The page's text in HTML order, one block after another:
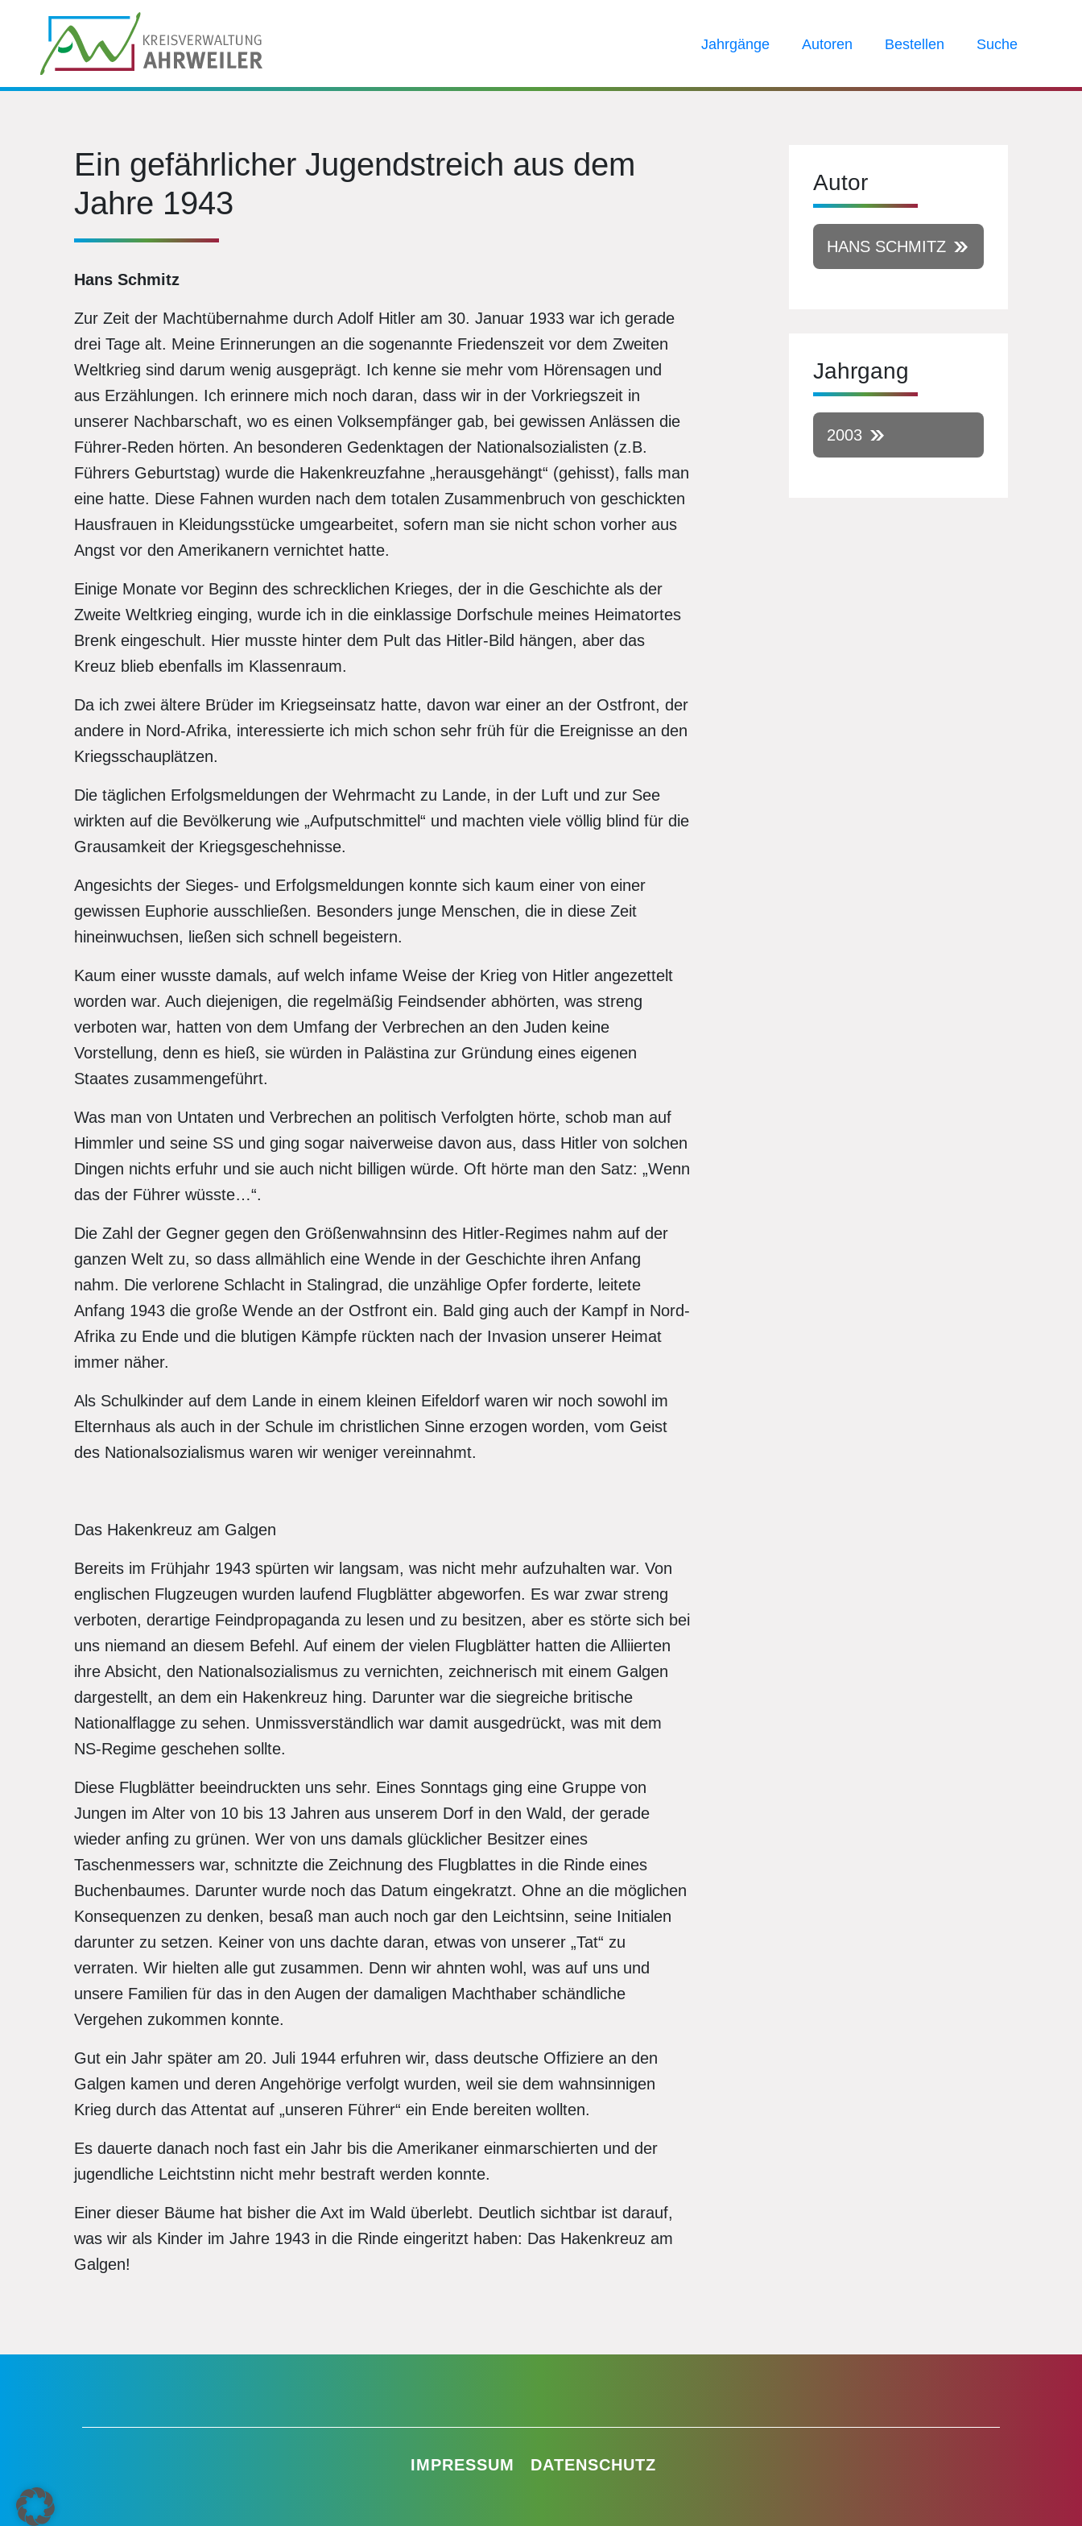
Jahrgänge Autoren Bestellen Suche
Ein gefährlicher Jugendstreich aus dem
Jahre 1943
Hans Schmitz
Zur Zeit der Machtübernahme durch Adolf Hitler am 30. Januar 1933 war ich gerade
drei Tage alt. Meine Erinnerungen an die sogenannte Friedenszeit vor dem Zweiten
Weltkrieg sind darum wenig ausgeprägt. Ich kenne sie mehr vom Hörensagen und
aus Erzählungen. Ich erinnere mich noch daran, dass wir in der Vorkriegszeit in
unserer Nachbarschaft, wo es einen Volksempfänger gab, bei gewissen Anlässen die
Führer-Reden hörten. An besonderen Gedenktagen der Nationalsozialisten (z.B.
Führers Geburtstag) wurde die Hakenkreuzfahne „herausgehängt“ (gehisst), falls man
eine hatte. Diese Fahnen wurden nach dem totalen Zusammenbruch von geschickten
Hausfrauen in Kleidungsstücke umgearbeitet, sofern man sie nicht schon vorher aus
Angst vor den Amerikanern vernichtet hatte.
Einige Monate vor Beginn des schrecklichen Krieges, der in die Geschichte als der
Zweite Weltkrieg einging, wurde ich in die einklassige Dorfschule meines Heimatortes
Brenk eingeschult. Hier musste hinter dem Pult das Hitler-Bild hängen, aber das
Kreuz blieb ebenfalls im Klassenraum.
Da ich zwei ältere Brüder im Kriegseinsatz hatte, davon war einer an der Ostfront, der
andere in Nord-Afrika, interessierte ich mich schon sehr früh für die Ereignisse an den
Kriegsschauplätzen.
Die täglichen Erfolgsmeldungen der Wehrmacht zu Lande, in der Luft und zur See
wirkten auf die Bevölkerung wie „Aufputschmittel“ und machten viele völlig blind für die
Grausamkeit der Kriegsgeschehnisse.
Angesichts der Sieges- und Erfolgsmeldungen konnte sich kaum einer von einer
gewissen Euphorie ausschließen. Besonders junge Menschen, die in diese Zeit
hineinwuchsen, ließen sich schnell begeistern.
Kaum einer wusste damals, auf welch infame Weise der Krieg von Hitler angezettelt
worden war. Auch diejenigen, die regelmäßig Feindsender abhörten, was streng
verboten war, hatten von dem Umfang der Verbrechen an den Juden keine
Vorstellung, denn es hieß, sie würden in Palästina zur Gründung eines eigenen
Staates zusammengeführt.
Was man von Untaten und Verbrechen an politisch Verfolgten hörte, schob man auf
Himmler und seine SS und ging sogar naiverweise davon aus, dass Hitler von solchen
Dingen nichts erfuhr und sie auch nicht billigen würde. Oft hörte man den Satz: „Wenn
das der Führer wüsste…“.
Die Zahl der Gegner gegen den Größenwahnsinn des Hitler-Regimes nahm auf der
ganzen Welt zu, so dass allmählich eine Wende in der Geschichte ihren Anfang
nahm. Die verlorene Schlacht in Stalingrad, die unzählige Opfer forderte, leitete
Anfang 1943 die große Wende an der Ostfront ein. Bald ging auch der Kampf in Nord-
Afrika zu Ende und die blutigen Kämpfe rückten nach der Invasion unserer Heimat
immer näher.
Als Schulkinder auf dem Lande in einem kleinen Eifeldorf waren wir noch sowohl im
Elternhaus als auch in der Schule im christlichen Sinne erzogen worden, vom Geist
des Nationalsozialismus waren wir weniger vereinnahmt.
Das Hakenkreuz am Galgen
Bereits im Frühjahr 1943 spürten wir langsam, was nicht mehr aufzuhalten war. Von
englischen Flugzeugen wurden laufend Flugblätter abgeworfen. Es war zwar streng
verboten, derartige Feindpropaganda zu lesen und zu besitzen, aber es störte sich bei
uns niemand an diesem Befehl. Auf einem der vielen Flugblätter hatten die Alliierten
ihre Absicht, den Nationalsozialismus zu vernichten, zeichnerisch mit einem Galgen
dargestellt, an dem ein Hakenkreuz hing. Darunter war die siegreiche britische
Nationalflagge zu sehen. Unmissverständlich war damit ausgedrückt, was mit dem
NS-Regime geschehen sollte.
Diese Flugblätter beeindruckten uns sehr. Eines Sonntags ging eine Gruppe von
Jungen im Alter von 10 bis 13 Jahren aus unserem Dorf in den Wald, der gerade
wieder anfing zu grünen. Wer von uns damals glücklicher Besitzer eines
Taschenmessers war, schnitzte die Zeichnung des Flugblattes in die Rinde eines
Buchenbaumes. Darunter wurde noch das Datum eingekratzt. Ohne an die möglichen
Konsequenzen zu denken, besaß man auch noch gar den Leichtsinn, seine Initialen
darunter zu setzen. Keiner von uns dachte daran, etwas von unserer „Tat“ zu
verraten. Wir hielten alle gut zusammen. Denn wir ahnten wohl, was auf uns und
unsere Familien für das in den Augen der damaligen Machthaber schändliche
Vergehen zukommen konnte.
Gut ein Jahr später am 20. Juli 1944 erfuhren wir, dass deutsche Offiziere an den
Galgen kamen und deren Angehörige verfolgt wurden, weil sie dem wahnsinnigen
Krieg durch das Attentat auf „unseren Führer“ ein Ende bereiten wollten.
Es dauerte danach noch fast ein Jahr bis die Amerikaner einmarschierten und der
jugendliche Leichtstinn nicht mehr bestraft werden konnte.
Einer dieser Bäume hat bisher die Axt im Wald überlebt. Deutlich sichtbar ist darauf,
was wir als Kinder im Jahre 1943 in die Rinde eingeritzt haben: Das Hakenkreuz am
Galgen!
Autor
HANS SCHMITZ
Jahrgang
2003
IMPRESSUM DATENSCHUTZ